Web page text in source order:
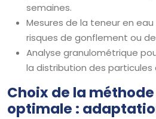
semaines.
Mesures de la teneur en
risques de gonflement ou
Analyse granulométrique
la distribution des particules
Choix de la
optimale :